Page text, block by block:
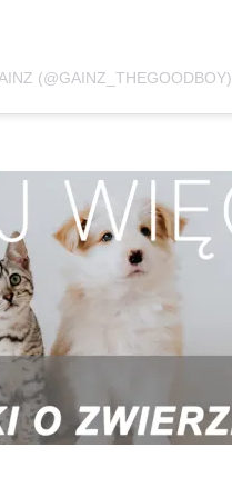
(@GAINZ_THEGOODBOY)